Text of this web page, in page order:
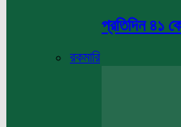
প্রতিদিন ৪১
রকমারি